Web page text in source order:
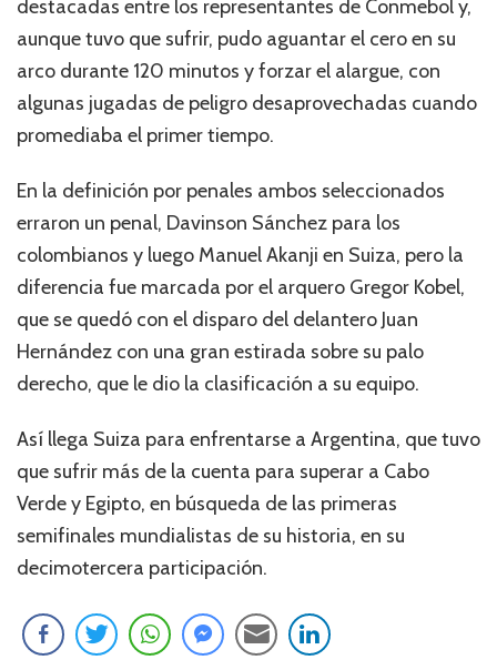
destacadas entre los representantes de Conmebol y,
aunque tuvo que sufrir, pudo aguantar el cero en su
arco durante 120 minutos y forzar el alargue, con
algunas jugadas de peligro desaprovechadas cuando
promediaba el primer tiempo.
En la definición por penales ambos seleccionados
erraron un penal, Davinson Sánchez para los
colombianos y luego Manuel Akanji en Suiza, pero la
diferencia fue marcada por el arquero Gregor Kobel,
que se quedó con el disparo del delantero Juan
Hernández con una gran estirada sobre su palo
derecho, que le dio la clasificación a su equipo.
Así llega Suiza para enfrentarse a Argentina, que tuvo
que sufrir más de la cuenta para superar a Cabo
Verde y Egipto, en búsqueda de las primeras
semifinales mundialistas de su historia, en su
decimotercera participación.